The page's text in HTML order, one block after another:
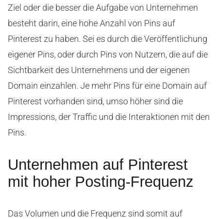
Ziel oder die besser die Aufgabe von Unternehmen
besteht darin, eine hohe Anzahl von Pins auf
Pinterest zu haben. Sei es durch die Veröffentlichung
eigener Pins, oder durch Pins von Nutzern, die auf die
Sichtbarkeit des Unternehmens und der eigenen
Domain einzahlen. Je mehr Pins für eine Domain auf
Pinterest vorhanden sind, umso höher sind die
Impressions, der Traffic und die Interaktionen mit den
Pins.
Unternehmen auf Pinterest
mit hoher Posting-Frequenz
Das Volumen und die Frequenz sind somit auf